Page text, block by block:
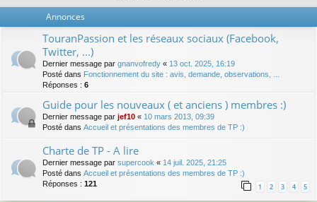
h
Annonces
TouranPassion et les réseaux sociaux (Facebook,
Twitter, ...)
Dernier message par gnanvofredy « 13 oct. 2025, 16:19
Posté dans Fonctionnement du site : avis, demande, observations, ...
Réponses : 6
Guide pour les nouveaux ( et anciens ) membres :)
Dernier message par jef10 « 10 mars 2013, 09:39
Posté dans Accueil et présentations des membres de TP :)
Charte de TP - A lire
Dernier message par supercook « 14 juil. 2025, 21:25
Posté dans Accueil et présentations des membres de TP :)
Réponses : 121 1 2 3 4 5